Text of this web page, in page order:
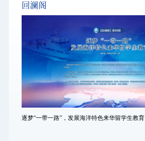
回澜阁
逐梦“一带一路”，发展海洋特色来华留学生教育